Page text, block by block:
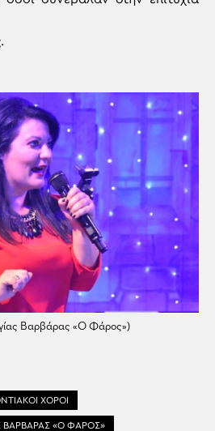
Βαρβάρας «Ο Φάρος»)
ΧΟΡΟΙ
ΒΑΡΒΑΡΑΣ «Ο ΦΑΡΟΣ»